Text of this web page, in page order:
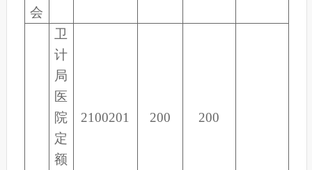
会
卫
计
局
医
院
定
额
2100201 200 200